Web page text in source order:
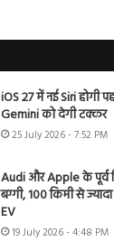
iOS 27 में नई Siri होगी
Gemini को देगी टक्कर
25 July 2026 - 7:52 PM
Audi और Apple के पूर्व
बग्गी, 100 किमी से
EV
19 July 2026 - 4:48 PM